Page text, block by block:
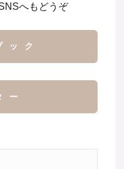
へもどうぞ
ック
ー